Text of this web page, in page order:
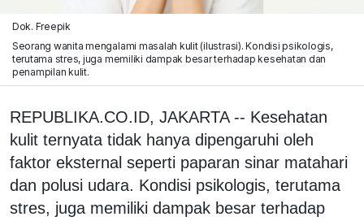
Dok. Freepik
Seorang wanita mengalami masalah kulit (ilustrasi). Kondisi psikologis,
terutama stres, juga memiliki dampak besar terhadap kesehatan dan
penampilan kulit.
REPUBLIKA.CO.ID, JAKARTA -- Kesehatan
kulit ternyata tidak hanya dipengaruhi oleh
faktor eksternal seperti paparan sinar matahari
dan polusi udara. Kondisi psikologis, terutama
stres, juga memiliki dampak besar terhadap